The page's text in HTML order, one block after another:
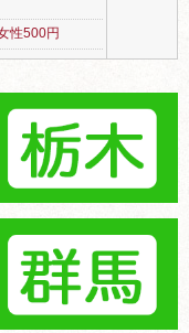
性500円